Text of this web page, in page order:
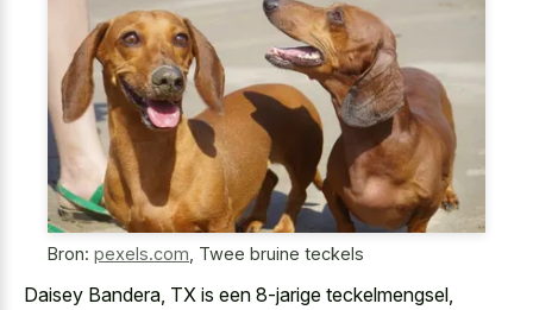
Bron: pexels.com Twee bruine teckels
Daisey Bandera, TX is een 8-jarige teckelmengsel,